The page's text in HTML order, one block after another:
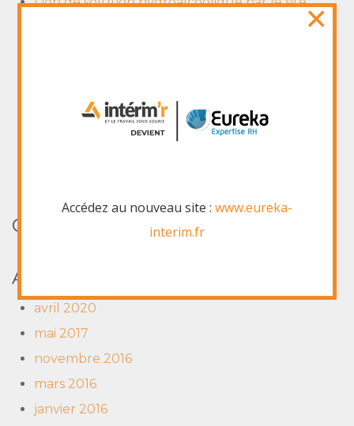
Le rapport d'activité 2016 du groupe La Varappe
COMMENTAIRES RÉCENTS
ARCHIVES
avril 2020
mai 2017
novembre 2016
mars 2016
janvier 2016
Accédez au nouveau site : www.eureka-
interim.fr
×